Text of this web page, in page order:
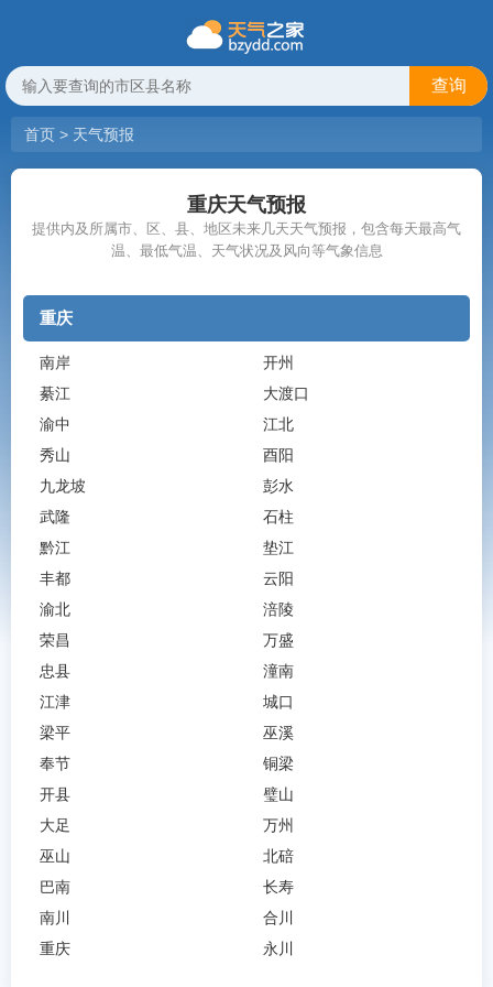
查询
首页 > 天气预报
重庆天气预报
提供内及所属市、区、县、地区未来几天天气预报，包含每天最高气
温、最低气温、天气状况及风向等气象信息
重庆
南岸
开州
綦江
大渡口
渝中
江北
秀山
酉阳
九龙坡
彭水
武隆
石柱
黔江
垫江
丰都
云阳
渝北
涪陵
荣昌
万盛
忠县
潼南
江津
城口
梁平
巫溪
奉节
铜梁
开县
璧山
大足
万州
巫山
北碚
巴南
长寿
南川
合川
重庆
永川